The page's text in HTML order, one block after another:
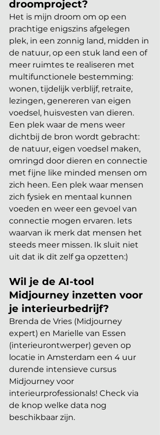
droomproject?
Het is mijn droom om op een
prachtige enigszins afgelegen
plek, in een zonnig land, midden in
de natuur, op een stuk land een of
meer ruimtes te realiseren met
multifunctionele bestemming:
wonen, tijdelijk verblijf, retraite,
lezingen, genereren van eigen
voedsel, huisvesten van dieren.
Een plek waar de mens weer
dichtbij de bron wordt gebracht:
de natuur, eigen voedsel maken,
omringd door dieren en connectie
met fijne like minded mensen om
zich heen. Een plek waar mensen
zich fysiek en mentaal kunnen
voeden en weer een gevoel van
connectie mogen ervaren. Iets
waarvan ik merk dat mensen het
steeds meer missen. Ik sluit niet
uit dat ik dit zelf ga opzetten:)
Wil je de AI-tool
Midjourney inzetten voor
je interieurbedrijf?
Brenda de Vries (Midjourney
expert) en Marielle van Essen
(interieurontwerper) geven op
locatie in Amsterdam een 4 uur
durende intensieve cursus
Midjourney voor
interieurprofessionals! Check via
de knop welke data nog
beschikbaar zijn.